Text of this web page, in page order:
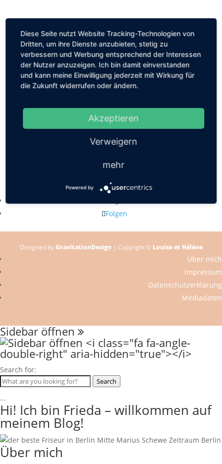
mail@louiseethelene.de
Folgen
Designed byGravitationDesign | Copyright © Louise et Hélène
Über mich
Impressum
Datenschutzerklärung
Mediadaten
Sidebar öffnen
Search for:
Search
...
Hi! Ich bin Frieda – willkommen auf
meinem Blog!
Über mich
Diese Seite nutzt Website Tracking-Technologien von
Dritten, um ihre Dienste anzubieten, stetig zu
verbessern und Werbung entsprechend der Interessen
der Nutzer anzuzeigen. Ich bin damit einverstanden
und kann meine Einwilligung jederzeit mit Wirkung für
die Zukunft widerrufen oder ändern.
Akzeptieren
Verweigern
mehr
Powered by